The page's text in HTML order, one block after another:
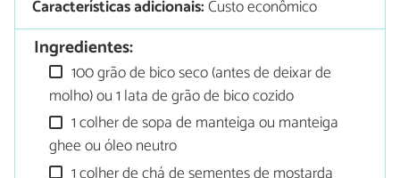
Características adicionais:Custo econômico
Ingredientes:
100 grão de bico seco (antes de deixar de
molho) ou 1 lata de grão de bico cozido
1 colher de sopa de manteiga ou manteiga
ghee ou óleo neutro